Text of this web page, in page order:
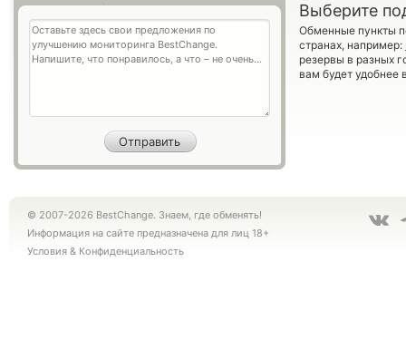
Выберите
Обменные пункты
странах, например:
резервы в разных
вам будет удобнее
© 2007-2026 BestChange. Знаем, где обменять!
Информация на сайте предназначена для лиц 18+
Условия & Конфиденциальность